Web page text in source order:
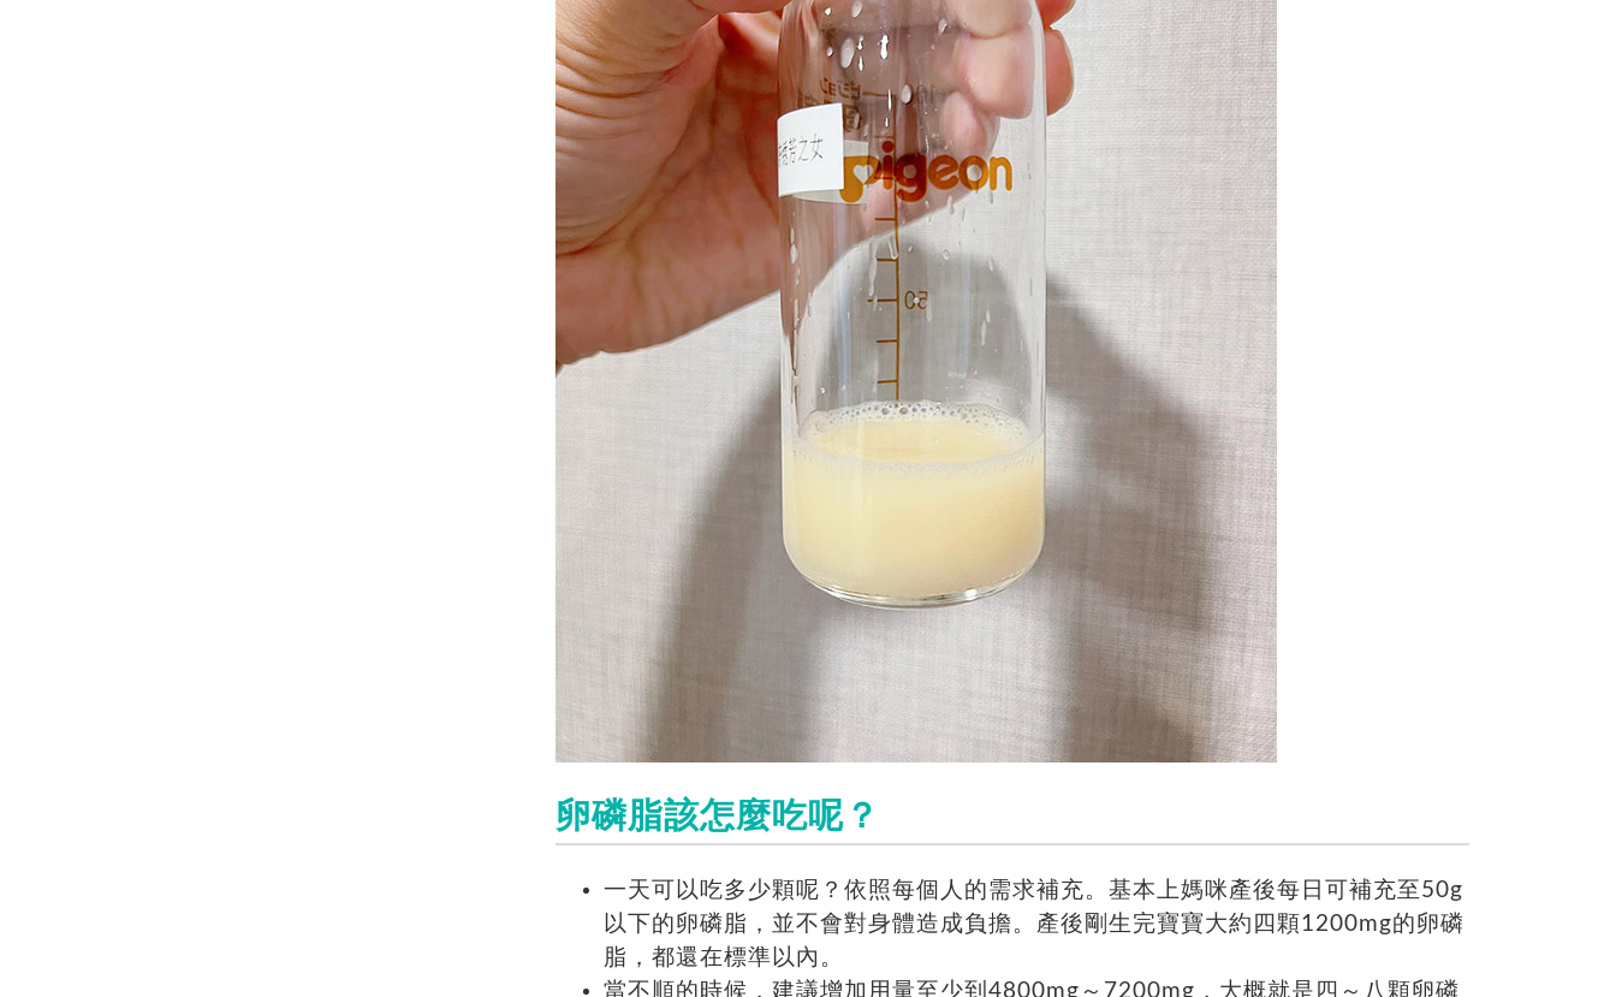
卵磷脂該怎麼吃呢？
一天可以吃多少顆呢？依照每個人的需求補充。基本上媽咪產後每日可補充至50g
以下的卵磷脂，並不會對身體造成負擔。產後剛生完寶寶大約四顆1200mg的卵磷
脂，都還在標準以內。
當不順的時候，建議增加用量至少到4800mg～7200mg，大概就是四～八顆卵磷